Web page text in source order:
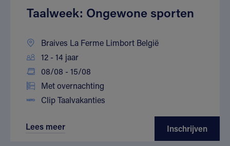
Taalweek: Ongewone sporten
Braives La Ferme Limbort België
12 - 14 jaar
08/08 - 15/08
Met overnachting
Clip Taalvakanties
Lees meer Inschrijven